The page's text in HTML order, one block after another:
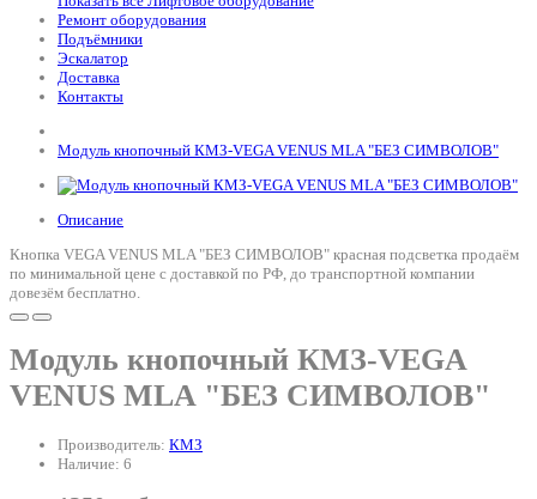
Ремонт оборудования
Подъёмники
Эскалатор
Доставка
Контакты
Модуль кнопочный КМЗ-VEGA VENUS MLA "БЕЗ СИМВОЛОВ"
Описание
Кнопка VEGA VENUS MLA "БЕЗ СИМВОЛОВ" красная подсветка продаём
по минимальной цене с доставкой по РФ, до транспортной компании
довезём бесплатно.
Модуль кнопочный КМЗ-VEGA
VENUS MLA "БЕЗ СИМВОЛОВ"
Производитель: КМЗ
Наличие: 6